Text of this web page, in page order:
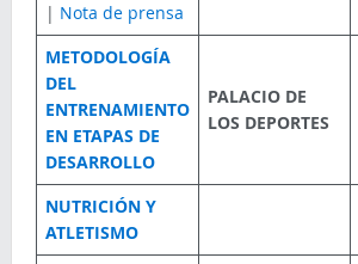
| Nota de prensa
METODOLOGÍA
DEL
ENTRENAMIENTO
EN ETAPAS DE
DESARROLLO
PALACIO DE
LOS DEPORTES
NUTRICIÓN Y
ATLETISMO